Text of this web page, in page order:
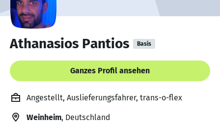
Athanasios Pantios Basis
Ganzes Profil ansehen
Angestellt, Auslieferungsfahrer, trans-o-flex
Weinheim, Deutschland